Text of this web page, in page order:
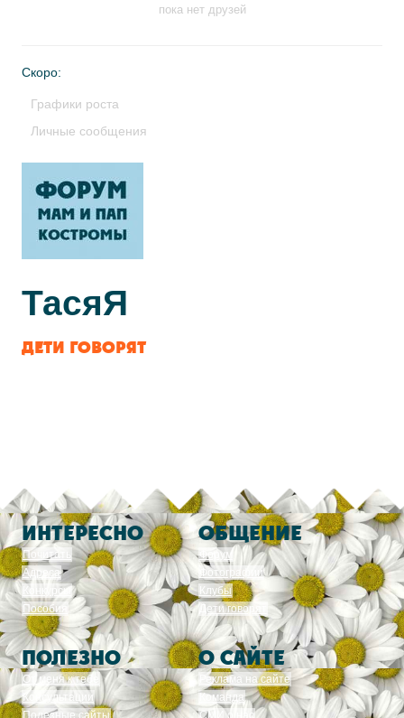
пока нет друзей
Скоро:
Графики роста
Личные сообщения
ТасяЯ
ДЕТИ ГОВОРЯТ
ИНТЕРЕСНО
Почитать
Адреса
Конкурсы
Пособия
ОБЩЕНИЕ
Форум
Фотографии
Клубы
Дети говорят
ПОЛЕЗНО
От меня к тебе
Консультации
Полезные сайты
О САЙТЕ
Реклама на сайте
Команда
СМИ о нас